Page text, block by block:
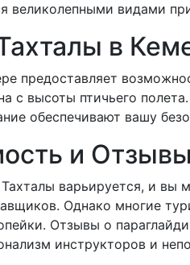
великолепными видами
в
предоставляет
с высоты птичьего
обеспечивают вашу
и Отзывы
варьируется, и вы
Однако многие
Отзывы о
инструкторов и